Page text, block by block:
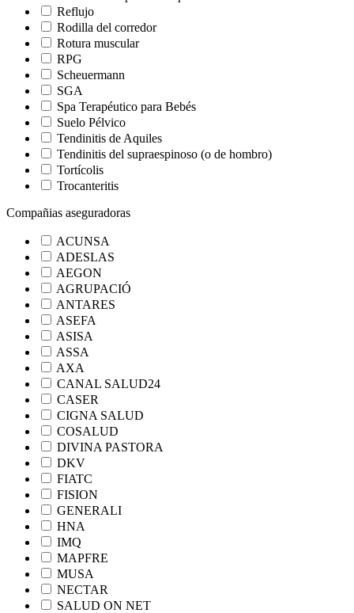
Reflujo
Rodilla del corredor
Rotura muscular
RPG
Scheuermann
SGA
Spa Terapéutico para Bebés
Suelo Pélvico
Tendinitis de Aquiles
Tendinitis del supraespinoso (o de hombro)
Tortícolis
Trocanteritis
Compañias aseguradoras
ACUNSA
ADESLAS
AEGON
AGRUPACIÓ
ANTARES
ASEFA
ASISA
ASSA
AXA
CANAL SALUD24
CASER
CIGNA SALUD
COSALUD
DIVINA PASTORA
DKV
FIATC
FISION
GENERALI
HNA
IMQ
MAPFRE
MUSA
NECTAR
SALUD ON NET